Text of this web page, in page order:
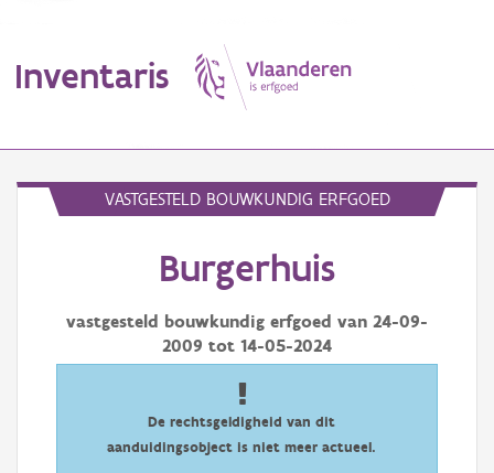
Inventaris
Aanduidingsobject
Waarneming
VASTGESTELD BOUWKUNDIG ERFGOED
Burgerhuis
vastgesteld bouwkundig erfgoed van 24-09-
2009 tot 14-05-2024
De rechtsgeldigheid van dit
aanduidingsobject is niet meer actueel.